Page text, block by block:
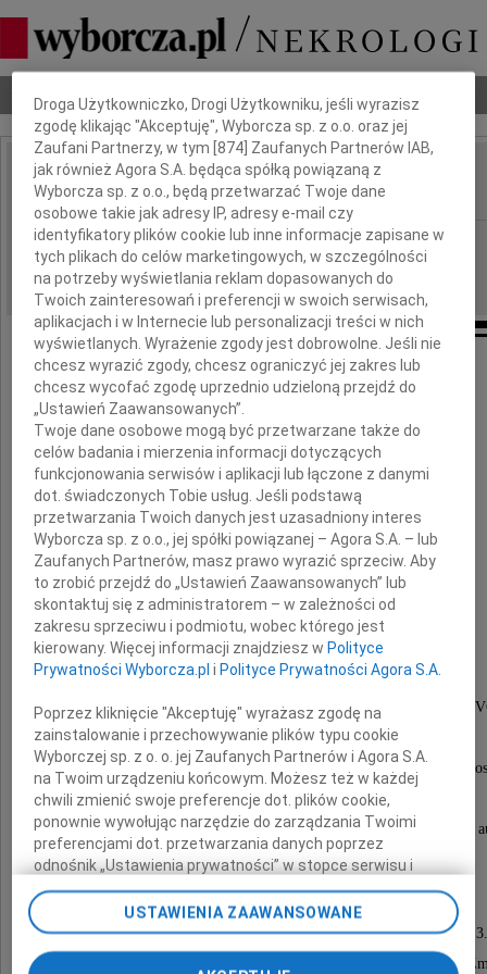
Nekrologi Odeszli Poradnik pogrzebowy
IMIĘ I NAZWISKO: Andrzej Kozioł
REGION: Lublin
DATA EMISJI: 21.01.2022
Z głębokim żalem zawiadamiamy,
że w dniu 13 stycznia 2022 roku
w wieku 72 lat zmarł w Warszawie
Andrzej Kozioł
Współzałożyciel i do roku 1996 wokalista zespołu
potem lektor radiowy i telewizyjny.
Współpracował m.in. z Radiem Plus, TV Plus,
Radiem Chilli Zet i stacją Planeta FM
oraz z wydawnictwami literackimi, dla których nagrywał
Nabożeństwo żałobne odbędzie się
dnia 25 stycznia 2022 roku (wtorek) o godzinie
w Katedrze Zamojskiej, następnie Urna z Prochami
Dbamy o Twoją prywatność
Droga Użytkowniczko, Drogi Użytkowniku, jeśli wyrazisz
zgodę klikając "Akceptuję", Wyborcza sp. z o.o. oraz jej
Zaufani Partnerzy, w tym [874 ] Zaufanych Partnerów IAB,
jak również Agora S.A. będąca spółką powiązaną z
Wyborcza sp. z o.o., będą przetwarzać Twoje dane
osobowe takie jak adresy IP, adresy e-mail czy
identyfikatory plików cookie lub inne informacje zapisane w
tych plikach do celów marketingowych, w szczególności
na potrzeby wyświetlania reklam dopasowanych do
Twoich zainteresowań i preferencji w swoich serwisach,
aplikacjach i w Internecie lub personalizacji treści w nich
wyświetlanych. Wyrażenie zgody jest dobrowolne. Jeśli nie
chcesz wyrazić zgody, chcesz ograniczyć jej zakres lub
chcesz wycofać zgodę uprzednio udzieloną przejdź do
„Ustawień Zaawansowanych”.
Twoje dane osobowe mogą być przetwarzane także do
celów badania i mierzenia informacji dotyczących
funkcjonowania serwisów i aplikacji lub łączone z danymi
dot. świadczonych Tobie usług. Jeśli podstawą
przetwarzania Twoich danych jest uzasadniony interes
Wyborcza sp. z o.o., jej spółki powiązanej – Agora S.A. – lub
Zaufanych Partnerów, masz prawo wyrazić sprzeciw. Aby
to zrobić przejdź do „Ustawień Zaawansowanych” lub
skontaktuj się z administratorem – w zależności od
zakresu sprzeciwu i podmiotu, wobec którego jest
kierowany. Więcej informacji znajdziesz w Polityce
Prywatności Wyborcza.pl i Polityce Prywatności Agora S.A.
Poprzez kliknięcie "Akceptuję" wyrażasz zgodę na
zainstalowanie i przechowywanie plików typu cookie
Wyborczej sp. z o. o. jej Zaufanych Partnerów i Agora S.A.
na Twoim urządzeniu końcowym. Możesz też w każdej
chwili zmienić swoje preferencje dot. plików cookie,
ponownie wywołując narzędzie do zarządzania Twoimi
preferencjami dot. przetwarzania danych poprzez
odnośnik „Ustawienia prywatności” w stopce serwisu i
przechodząc do sekcji „Ustawienia zaawansowane”.
Zmiana ustawień plików cookie możliwa jest także za
pomocą ustawień przeglądarki.
USTAWIENIA ZAAWANSOWANE